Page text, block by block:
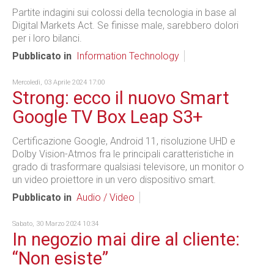
Partite indagini sui colossi della tecnologia in base al
Digital Markets Act. Se finisse male, sarebbero dolori
per i loro bilanci.
Pubblicato in
Information Technology
Mercoledì, 03 Aprile 2024 17:00
Strong: ecco il nuovo Smart
Google TV Box Leap S3+
Certificazione Google, Android 11, risoluzione UHD e
Dolby Vision-Atmos fra le principali caratteristiche in
grado di trasformare qualsiasi televisore, un monitor o
un video proiettore in un vero dispositivo smart.
Pubblicato in Audio / Video
Sabato, 30 Marzo 2024 10:34
In negozio mai dire al cliente:
“Non esiste”